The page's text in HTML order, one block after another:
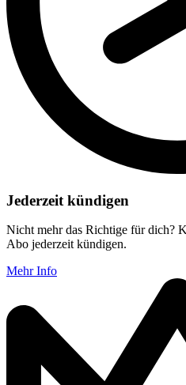
Jederzeit kündigen
Nicht mehr das Richtige für dich?
Abo jederzeit kündigen.
Mehr Info